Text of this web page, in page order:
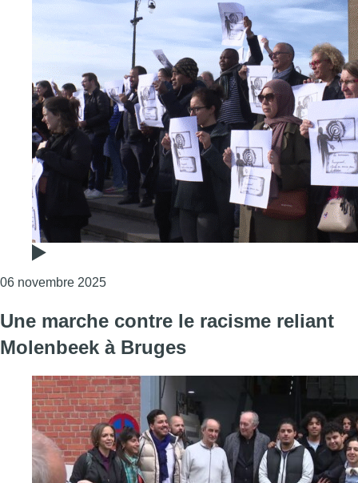
06 novembre 2025Consulter l'article "Une marche “funèbre”
Une marche contre le racisme reliant
Molenbeek à Bruges